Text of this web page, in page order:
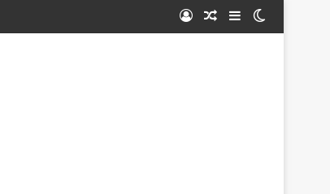
Log InRandom Article
Sidebar